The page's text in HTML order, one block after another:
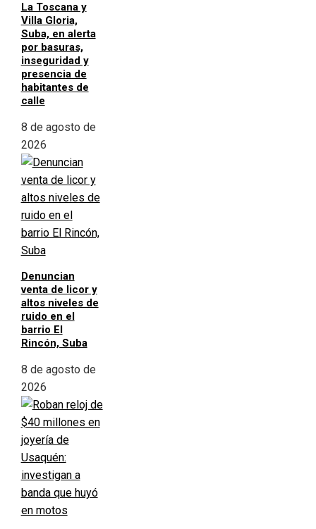
La Toscana y
Villa Gloria,
Suba, en alerta
por basuras,
inseguridad y
presencia de
habitantes de
calle
8 de agosto de
2026
Denuncian
venta de licor y
altos niveles de
ruido en el
barrio El
Rincón, Suba
8 de agosto de
2026